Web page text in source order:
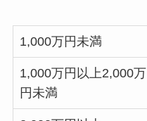
1,000万円未満
1,000万円以上2,000万
円未満